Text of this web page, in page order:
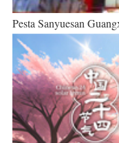
Pesta Sanyuesan